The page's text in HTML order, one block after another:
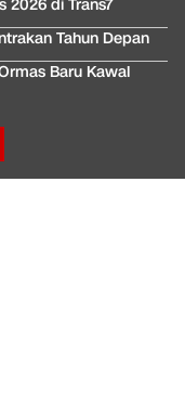
2026 di Trans7
Tahun Depan
Baru Kawal